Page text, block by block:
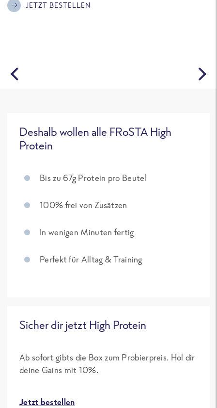
JETZT BESTELLEN
Deshalb wollen alle FRoSTA High
Protein
Bis zu 67g Protein pro Beutel
100% frei von Zusätzen
In wenigen Minuten fertig
Perfekt für Alltag & Training
Sicher dir jetzt High Protein
Ab sofort gibts die Box zum Probierpreis. Hol dir
deine Gains mit 10%.
Jetzt bestellen